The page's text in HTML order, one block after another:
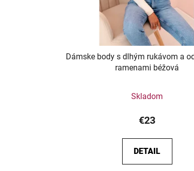
Dámske body s dlhým rukávom a
ramenami béžová
Skladom
€23
DETAIL